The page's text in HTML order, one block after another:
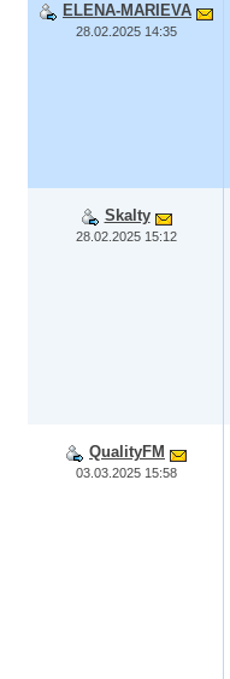
ELENA-MARIEVA
28.02.2025 14:35
Skalty
28.02.2025 15:12
QualityFM
03.03.2025 15:58